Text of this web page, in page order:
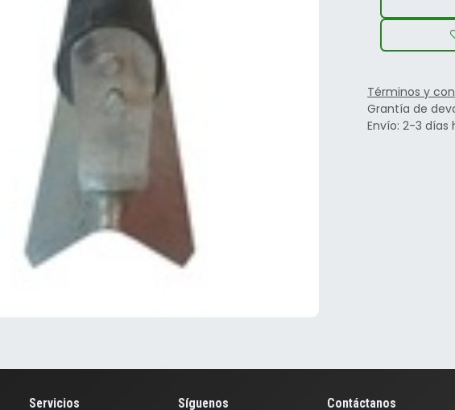
Términos y
Grantía de
Envío: 2-3 días
Servicios Síguenos Contáctanos